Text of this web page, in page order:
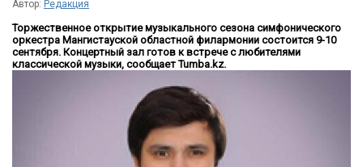
Автор: Редакция
Торжественное открытие музыкального сезона симфонического
оркестра Мангистауской областной филармонии состоится 9-10
сентября. Концертный зал готов к встрече с любителями
классической музыки, сообщает Tumba.kz.